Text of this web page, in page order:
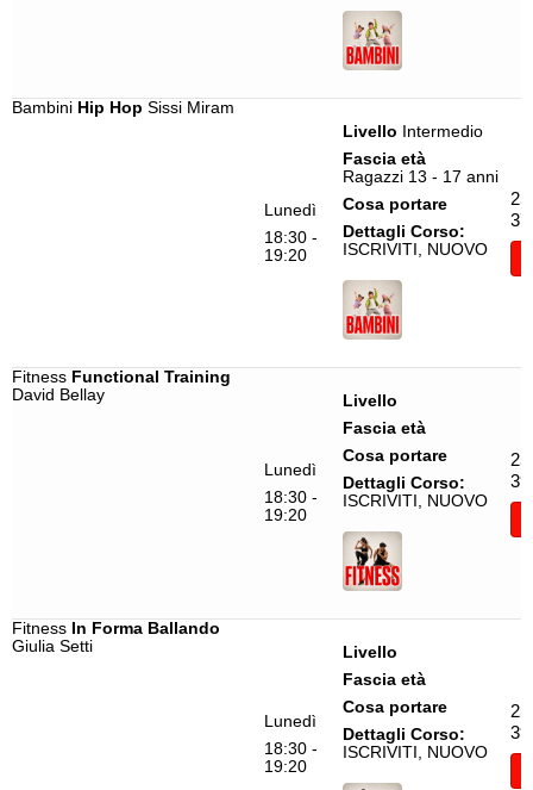
Bambini Hip Hop Sissi Miram
Lunedì
18:30 -
19:20
Livello Intermedio
Fascia età
Ragazzi 13 - 17 anni
Cosa portare
Dettagli Corso:
ISCRIVITI, NUOVO
Fitness Functional Training
David Bellay
Lunedì
18:30 -
19:20
Livello
Fascia età
Cosa portare
Dettagli Corso:
ISCRIVITI, NUOVO
Fitness In Forma Ballando
Giulia Setti
Lunedì
18:30 -
19:20
Livello
Fascia età
Cosa portare
Dettagli Corso:
ISCRIVITI, NUOVO